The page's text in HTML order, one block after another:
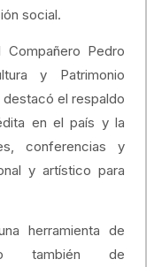
social.
Pedro
y Patrimonio
destacó el respaldo
en el país y la
conferencias y
y artístico para
herramienta de
también de